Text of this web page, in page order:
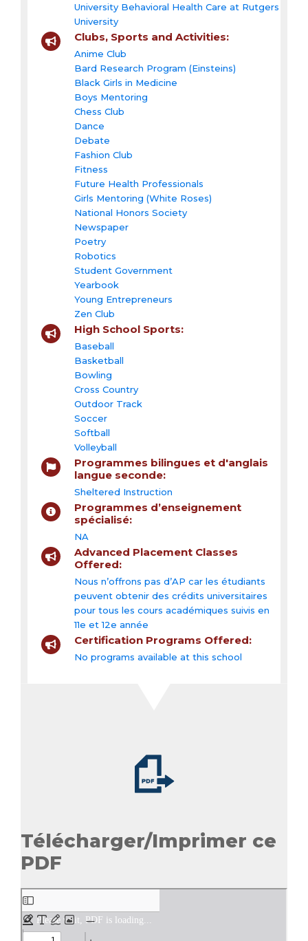
University Behavioral Health Care at Rutgers
University
Clubs, Sports and Activities:
Anime Club
Bard Research Program (Einsteins)
Black Girls in Medicine
Boys Mentoring
Chess Club
Dance
Debate
Fashion Club
Fitness
Future Health Professionals
Girls Mentoring (White Roses)
National Honors Society
Newspaper
Poetry
Robotics
Student Government
Yearbook
Young Entrepreneurs
Zen Club
High School Sports:
Baseball
Basketball
Bowling
Cross Country
Outdoor Track
Soccer
Softball
Volleyball
Programmes bilingues et d'anglais
langue seconde:
Sheltered Instruction
Programmes d’enseignement
spécialisé:
NA
Advanced Placement Classes
Offered:
Nous n’offrons pas d’AP car les étudiants
peuvent obtenir des crédits universitaires
pour tous les cours académiques suivis en
11e et 12e année
Certification Programs Offered:
No programs available at this school
Télécharger/Imprimer ce
PDF